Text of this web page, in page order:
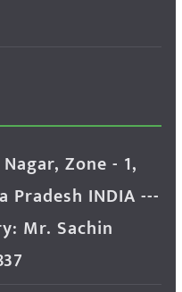
Zone - 1,
Pradesh INDIA ---
Mr. Sachin